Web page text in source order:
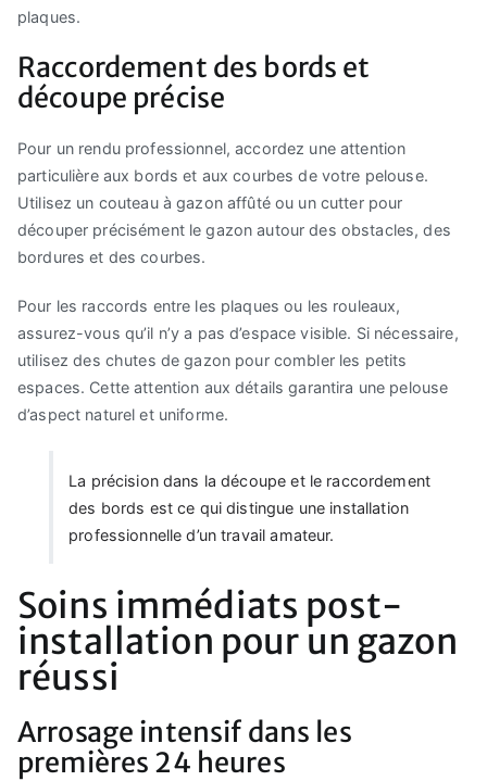
plaques.
Raccordement des bords et
découpe précise
Pour un rendu professionnel, accordez une attention
particulière aux bords et aux courbes de votre pelouse.
Utilisez un couteau à gazon affûté ou un cutter pour
découper précisément le gazon autour des obstacles, des
bordures et des courbes.
Pour les raccords entre les plaques ou les rouleaux,
assurez-vous qu’il n’y a pas d’espace visible. Si nécessaire,
utilisez des chutes de gazon pour combler les petits
espaces. Cette attention aux détails garantira une pelouse
d’aspect naturel et uniforme.
La précision dans la découpe et le raccordement
des bords est ce qui distingue une installation
professionnelle d’un travail amateur.
Soins immédiats post-
installation pour un gazon
réussi
Arrosage intensif dans les
premières 24 heures